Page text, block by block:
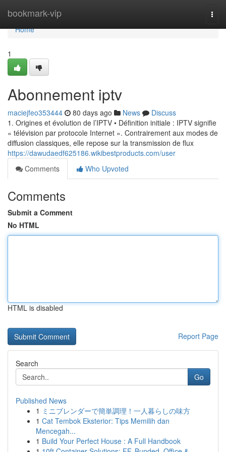
bookmark-vip
Home
Home
1
Abonnement iptv
maciejfeo353444 80 days ago News
Discuss
1. Origines et évolution de l’IPTV • Définition initiale : IPTV signifie
« télévision par protocole Internet ». Contrairement aux modes de
diffusion classiques, elle repose sur la transmission de flux
https://dawudaedf625186.wikibestproducts.com/user
Comments
Who Upvoted
Comments
Submit a Comment
No HTML
HTML is disabled
Report Page
Search
Go
Published News
1 ミニブレンダーで簡単調理！一人暮らしの味方
1 Cat Tembok Eksterior: Tips Memilih dan
Mencegah...
1 Build Your Perfect House : A Full Handbook